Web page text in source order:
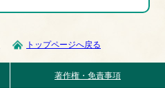
トップページへ戻る
著作権・免責事項